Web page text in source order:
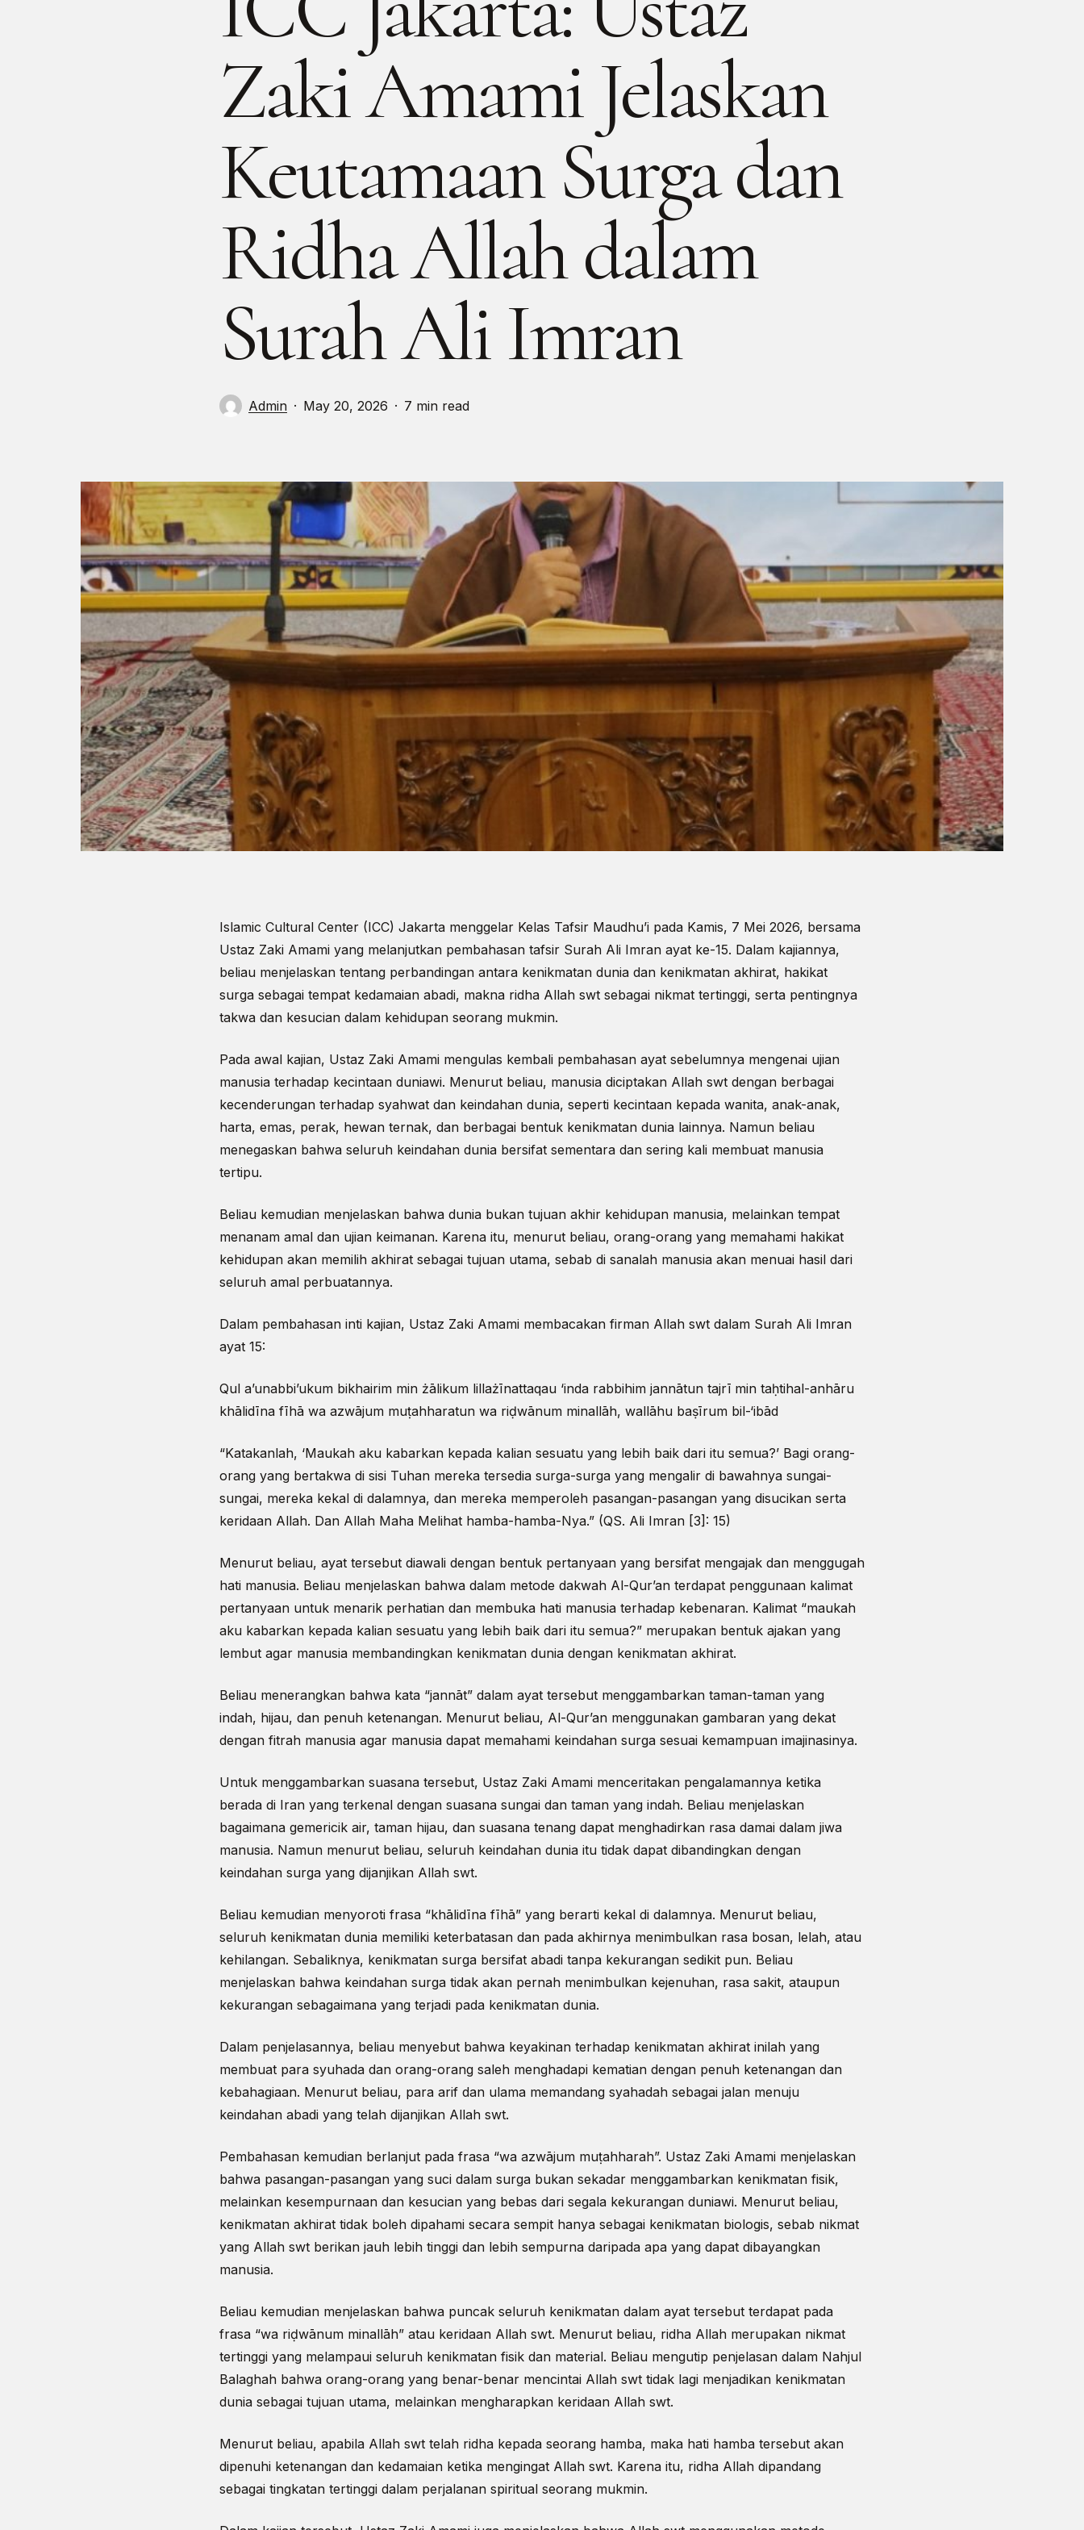
Zaki Amami Jelaskan
Keutamaan Surga dan
Ridha Allah dalam
Surah Ali Imran
Admin May 20, 2026 7 min read
Islamic Cultural Center (ICC) Jakarta menggelar Kelas Tafsir Maudhu’i pada Kamis, 7 Mei 2026, bersama
Ustaz Zaki Amami yang melanjutkan pembahasan tafsir Surah Ali Imran ayat ke-15. Dalam kajiannya,
beliau menjelaskan tentang perbandingan antara kenikmatan dunia dan kenikmatan akhirat, hakikat
surga sebagai tempat kedamaian abadi, makna ridha Allah swt sebagai nikmat tertinggi, serta pentingnya
takwa dan kesucian dalam kehidupan seorang mukmin.
Pada awal kajian, Ustaz Zaki Amami mengulas kembali pembahasan ayat sebelumnya mengenai ujian
manusia terhadap kecintaan duniawi. Menurut beliau, manusia diciptakan Allah swt dengan berbagai
kecenderungan terhadap syahwat dan keindahan dunia, seperti kecintaan kepada wanita, anak-anak,
harta, emas, perak, hewan ternak, dan berbagai bentuk kenikmatan dunia lainnya. Namun beliau
menegaskan bahwa seluruh keindahan dunia bersifat sementara dan sering kali membuat manusia
tertipu.
Beliau kemudian menjelaskan bahwa dunia bukan tujuan akhir kehidupan manusia, melainkan tempat
menanam amal dan ujian keimanan. Karena itu, menurut beliau, orang-orang yang memahami hakikat
kehidupan akan memilih akhirat sebagai tujuan utama, sebab di sanalah manusia akan menuai hasil dari
seluruh amal perbuatannya.
Dalam pembahasan inti kajian, Ustaz Zaki Amami membacakan firman Allah swt dalam Surah Ali Imran
ayat 15:
Qul a’unabbi’ukum bikhairim min żālikum lillażīnattaqau ‘inda rabbihim jannātun tajrī min taḥtihal-anhāru
khālidīna fīhā wa azwājum muṭahharatun wa riḍwānum minallāh, wallāhu baṣīrum bil-‘ibād
“Katakanlah, ‘Maukah aku kabarkan kepada kalian sesuatu yang lebih baik dari itu semua?’ Bagi orang-
orang yang bertakwa di sisi Tuhan mereka tersedia surga-surga yang mengalir di bawahnya sungai-
sungai, mereka kekal di dalamnya, dan mereka memperoleh pasangan-pasangan yang disucikan serta
keridaan Allah. Dan Allah Maha Melihat hamba-hamba-Nya.” (QS. Ali Imran [3]: 15)
Menurut beliau, ayat tersebut diawali dengan bentuk pertanyaan yang bersifat mengajak dan menggugah
hati manusia. Beliau menjelaskan bahwa dalam metode dakwah Al-Qur’an terdapat penggunaan kalimat
pertanyaan untuk menarik perhatian dan membuka hati manusia terhadap kebenaran. Kalimat “maukah
aku kabarkan kepada kalian sesuatu yang lebih baik dari itu semua?” merupakan bentuk ajakan yang
lembut agar manusia membandingkan kenikmatan dunia dengan kenikmatan akhirat.
Beliau menerangkan bahwa kata “jannāt” dalam ayat tersebut menggambarkan taman-taman yang
indah, hijau, dan penuh ketenangan. Menurut beliau, Al-Qur’an menggunakan gambaran yang dekat
dengan fitrah manusia agar manusia dapat memahami keindahan surga sesuai kemampuan imajinasinya.
Untuk menggambarkan suasana tersebut, Ustaz Zaki Amami menceritakan pengalamannya ketika
berada di Iran yang terkenal dengan suasana sungai dan taman yang indah. Beliau menjelaskan
bagaimana gemericik air, taman hijau, dan suasana tenang dapat menghadirkan rasa damai dalam jiwa
manusia. Namun menurut beliau, seluruh keindahan dunia itu tidak dapat dibandingkan dengan
keindahan surga yang dijanjikan Allah swt.
Beliau kemudian menyoroti frasa “khālidīna fīhā” yang berarti kekal di dalamnya. Menurut beliau,
seluruh kenikmatan dunia memiliki keterbatasan dan pada akhirnya menimbulkan rasa bosan, lelah, atau
kehilangan. Sebaliknya, kenikmatan surga bersifat abadi tanpa kekurangan sedikit pun. Beliau
menjelaskan bahwa keindahan surga tidak akan pernah menimbulkan kejenuhan, rasa sakit, ataupun
kekurangan sebagaimana yang terjadi pada kenikmatan dunia.
Dalam penjelasannya, beliau menyebut bahwa keyakinan terhadap kenikmatan akhirat inilah yang
membuat para syuhada dan orang-orang saleh menghadapi kematian dengan penuh ketenangan dan
kebahagiaan. Menurut beliau, para arif dan ulama memandang syahadah sebagai jalan menuju
keindahan abadi yang telah dijanjikan Allah swt.
Pembahasan kemudian berlanjut pada frasa “wa azwājum muṭahharah”. Ustaz Zaki Amami menjelaskan
bahwa pasangan-pasangan yang suci dalam surga bukan sekadar menggambarkan kenikmatan fisik,
melainkan kesempurnaan dan kesucian yang bebas dari segala kekurangan duniawi. Menurut beliau,
kenikmatan akhirat tidak boleh dipahami secara sempit hanya sebagai kenikmatan biologis, sebab nikmat
yang Allah swt berikan jauh lebih tinggi dan lebih sempurna daripada apa yang dapat dibayangkan
manusia.
Beliau kemudian menjelaskan bahwa puncak seluruh kenikmatan dalam ayat tersebut terdapat pada
frasa “wa riḍwānum minallāh” atau keridaan Allah swt. Menurut beliau, ridha Allah merupakan nikmat
tertinggi yang melampaui seluruh kenikmatan fisik dan material. Beliau mengutip penjelasan dalam Nahjul
Balaghah bahwa orang-orang yang benar-benar mencintai Allah swt tidak lagi menjadikan kenikmatan
dunia sebagai tujuan utama, melainkan mengharapkan keridaan Allah swt.
Menurut beliau, apabila Allah swt telah ridha kepada seorang hamba, maka hati hamba tersebut akan
dipenuhi ketenangan dan kedamaian ketika mengingat Allah swt. Karena itu, ridha Allah dipandang
sebagai tingkatan tertinggi dalam perjalanan spiritual seorang mukmin.